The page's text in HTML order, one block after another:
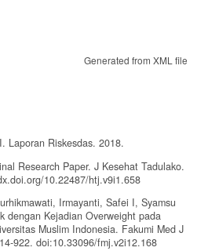
Generated from XML file
Laporan Riskesdas. 2018.
Research Paper. J Kesehat Tadulako.
10.22487/htj.v9i1.658
Irmayanti, Safei I, Syamsu
dengan Kejadian Overweight pada
Muslim Indonesia. Fakumi Med J
922. doi:10.33096/fmj.v2i12.168